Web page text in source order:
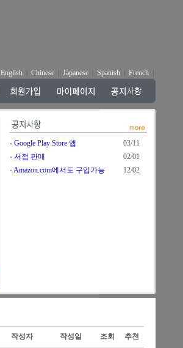
English| Chinese| Japanese| Spanish| French|
Google Play Store 앱
03/11
서점 판매
02/01
Amazon.com에서도 구입가능
12/02
작성자 작성일 조회 추천